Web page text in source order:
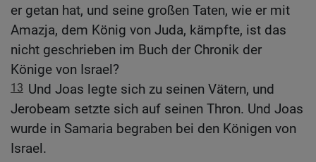
er getan hat, und seine großen Taten, wie er mit
Amazja, dem König von Juda, kämpfte, ist das
nicht geschrieben im Buch der Chronik der
Könige von Israel?
13 Und Joas legte sich zu seinen Vätern, und
Jerobeam setzte sich auf seinen Thron. Und Joas
wurde in Samaria begraben bei den Königen von
Israel.